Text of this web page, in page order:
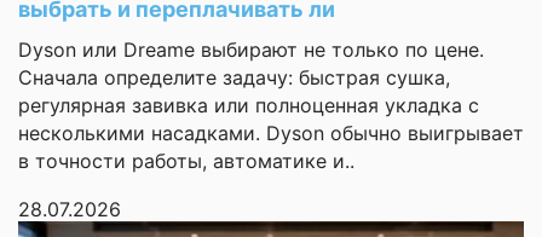
заранее
Характеристики
блока камер
стабилизация,
50 Мп, f/1.9, 46мм, 1/2.76",
телеобъектив
12 Мп, f/2.2, 15mm, 120˚, 1/
сверхширокоугольный
Максимальное
разрешение видео
Оставить
отзыв
Ваша
—
выбрать и переплачивать ли
Dyson или Dreame выбирают не только по цене.
Сначала определите задачу: быстрая сушка,
регулярная завивка или полноценная укладка с
несколькими насадками. Dyson обычно выигрывает
в точности работы, автоматике и..
28.07.2026